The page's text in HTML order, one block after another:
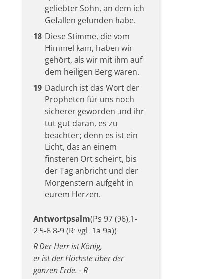
geliebter Sohn, an dem ich
Gefallen gefunden habe.
18 Diese Stimme, die vom
Himmel kam, haben wir
gehört, als wir mit ihm auf
dem heiligen Berg waren.
19 Dadurch ist das Wort der
Propheten für uns noch
sicherer geworden und ihr
tut gut daran, es zu
beachten; denn es ist ein
Licht, das an einem
finsteren Ort scheint, bis
der Tag anbricht und der
Morgenstern aufgeht in
eurem Herzen.
Antwortpsalm(Ps 97 (96),1-
2.5-6.8-9 (R: vgl. 1a.9a))
R Der Herr ist König,
er ist der Höchste über der
ganzen Erde. - R